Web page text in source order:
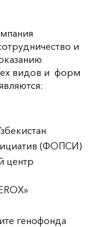
и
видов и форм
(ФОПСИ)
центр
генофонда